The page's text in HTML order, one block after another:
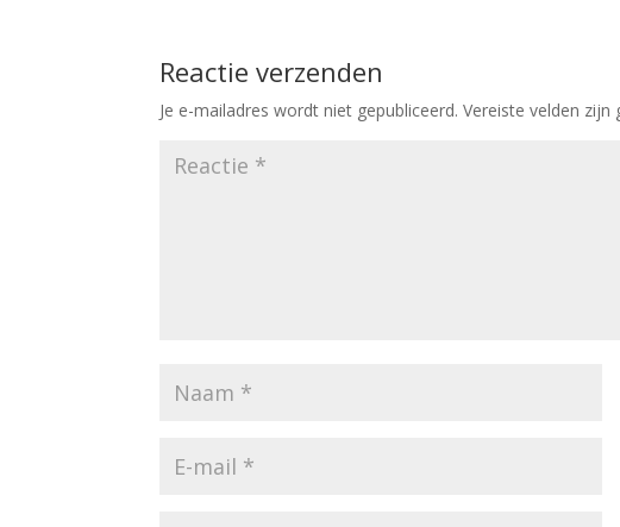
Reactie verzenden
Je e-mailadres wordt niet gepubliceerd. Vereiste velden